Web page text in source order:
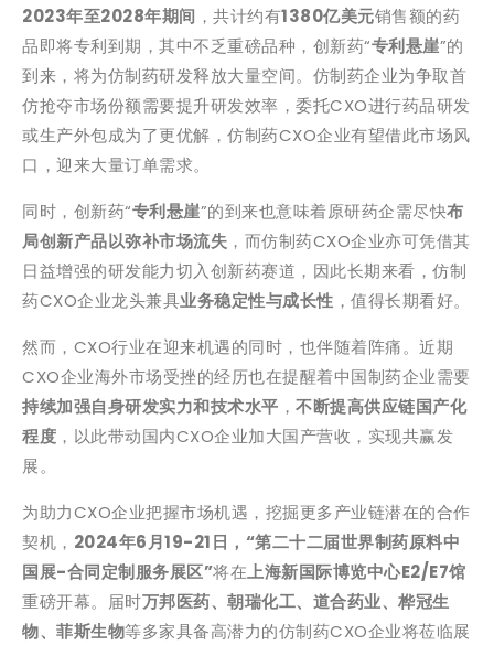
2023年至2028年期间 ，共计约有1380亿美元销售额的药
品即将专利到期，其中不乏重磅品种，创新药“专利悬崖”的
到来，将为仿制药研发释放大量空间。仿制药企业为争取首
仿抢夺市场份额需要提升研发效率，委托CXO进行药品研发
或生产外包成为了更优解，仿制药CXO企业有望借此市场风
口，迎来大量订单需求。
同时，创新药“专利悬崖”的到来也意味着原研药企需尽快布
局创新产品以弥补市场流失 ，而仿制药CXO企业亦可凭借其
日益增强的研发能力切入创新药赛道，因此长期来看，仿制
药CXO企业龙头兼具业务稳定性与成长性 ，值得长期看好。
然而，CXO行业在迎来机遇的同时，也伴随着阵痛。近期
CXO企业海外市场受挫的经历也在提醒着中国制药企业需要
持续加强自身研发实力和技术水平 ， 不断提高供应链国产化
程度 ，以此带动国内CXO企业加大国产营收，实现共赢发
展。
为助力CXO企业把握市场机遇，挖掘更多产业链潜在的合作
契机， 2024年6月19-21日，“第二十二届世界制药原料中
国展-合同定制服务展区”将在上海新国际博览中心E2/E7馆
重磅开幕。届时万邦医药、朝瑞化工、道合药业、桦冠生
物、菲斯生物等多家具备高潜力的仿制药CXO企业将莅临展